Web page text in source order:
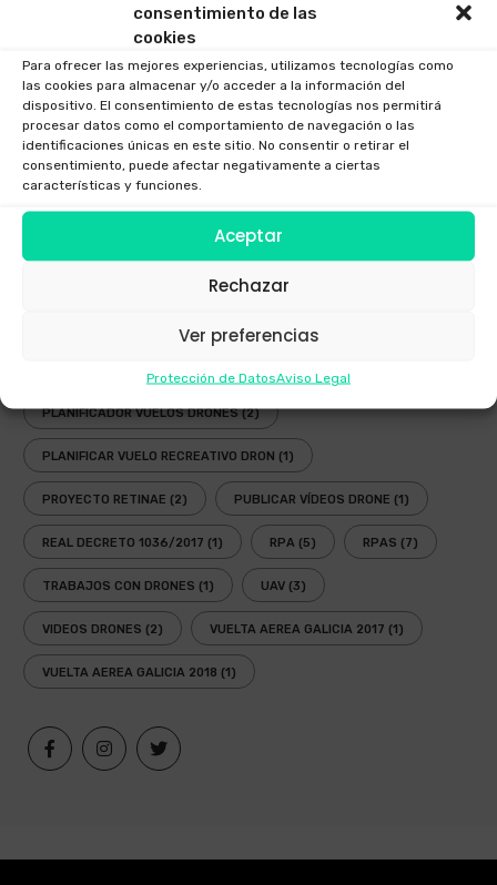
consentimiento de las
cookies
Para ofrecer las mejores experiencias, utilizamos tecnologías como
las cookies para almacenar y/o acceder a la información del
dispositivo. El consentimiento de estas tecnologías nos permitirá
procesar datos como el comportamiento de navegación o las
identificaciones únicas en este sitio. No consentir o retirar el
consentimiento, puede afectar negativamente a ciertas
características y funciones.
Aceptar
Rechazar
Ver preferencias
Protección de DatosAviso Legal
EMPRESA DRONES (1) ENAIRE (5)
FESTIVAL AEREO(3) FOTOGRAFIAS DRONE(1)
GAFAS DRONES(1) GAFAS FPV (1)
GAFAS INMERSIVAS(1) GALICIA (3) GOGGLES(1)
LEY UAV(3)
OPERADOR AESA
PLANIFICADOR ENAIRE DRONES
PLANIFICADOR VUELOS DRONES(2)
PLANIFICAR VUELO RECREATIVO DRON (1)
PROYECTO RETINAE (2) PUBLICAR VÍDEOS DRONE (1)
REAL DECRETO 1036/2017 (1) RPA (5) RPAS (7)
TRABAJOS CON DRONES (1) UAV (3)
VIDEOS DRONES (2) VUELTA AEREA GALICIA 2017 (1)
VUELTA AEREA GALICIA 2018 (1)